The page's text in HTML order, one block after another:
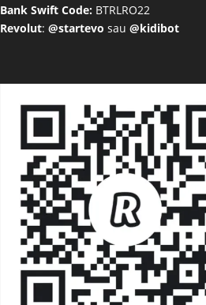
Bank Swift Code: BTRLRO22
Revolut:@startevo sau@kidibot